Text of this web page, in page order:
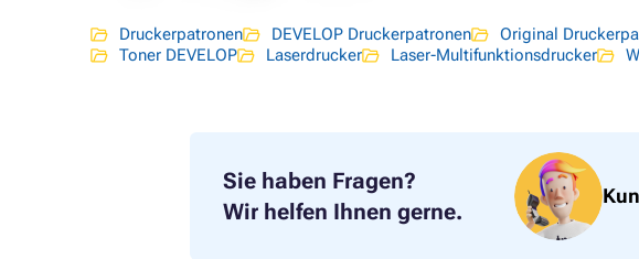
Druckerpatronen DEVELOP Druckerpatronen Original
Toner DEVELOP
Laserdrucker Laser-Multifunktionsdrucker
Sie haben Fragen?
Wir helfen Ihnen gerne.